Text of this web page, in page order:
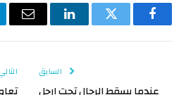
فيسبوكتويتر لينكدإن البريد
السابق التالي